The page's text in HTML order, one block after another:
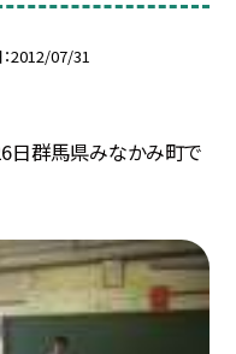
2012/07/31
日群馬県みなかみ町で